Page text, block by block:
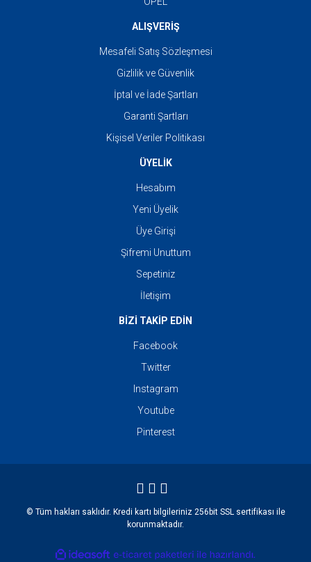
ALIŞVERİŞ
Mesafeli Satış Sözleşmesi
Gizlilik ve Güvenlik
İptal ve İade Şartları
Garanti Şartları
Kişisel Veriler Politikası
ÜYELİK
Hesabım
Yeni Üyelik
Üye Girişi
Şifremi Unuttum
Sepetiniz
İletişim
BİZİ TAKİP EDİN
Facebook
Twitter
Instagram
Youtube
Pinterest
© Tüm hakları saklıdır. Kredi kartı bilgileriniz 256bit SSL sertifikası ile
korunmaktadır.
ideasoft e-